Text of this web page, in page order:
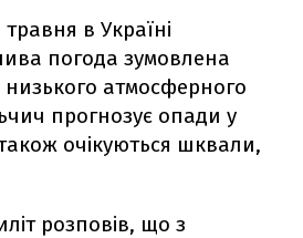
в Україні
погода зумовлена
низького атмосферного
прогнозує опади у
очікуються шквали,
розповів, що з